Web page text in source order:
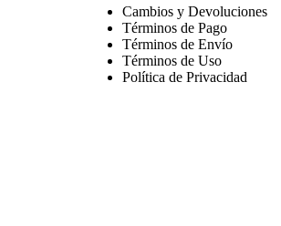
Cambios y Devoluciones
Términos de Pago
Términos de Envío
Términos de Uso
Política de Privacidad